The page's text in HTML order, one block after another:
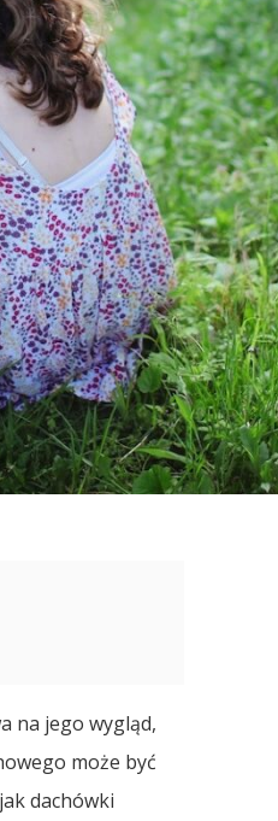
na jego wygląd,
może być
dachówki